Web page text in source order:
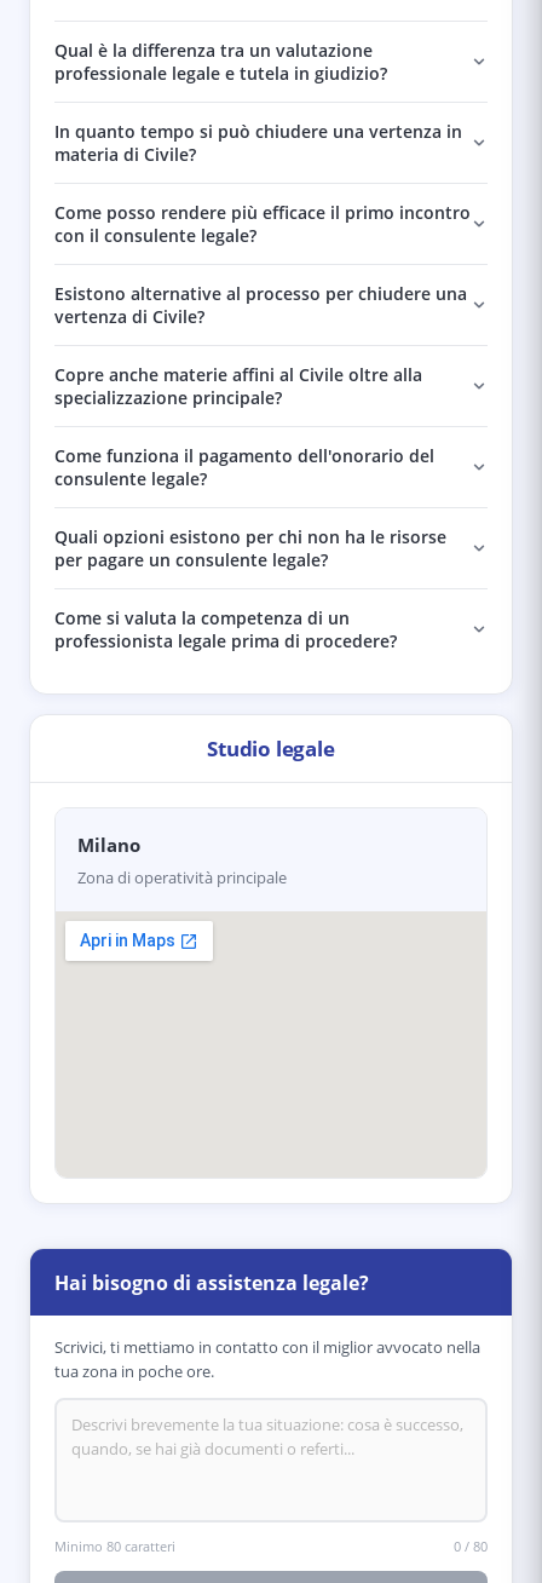
Qual è la differenza tra un valutazione
professionale legale e tutela in giudizio?
In quanto tempo si può chiudere una vertenza in
materia di Civile?
Come posso rendere più efficace il primo incontro
con il consulente legale?
Esistono alternative al processo per chiudere una
vertenza di Civile?
Copre anche materie affini al Civile oltre alla
specializzazione principale?
Come funziona il pagamento dell'onorario del
consulente legale?
Quali opzioni esistono per chi non ha le risorse
per pagare un consulente legale?
Come si valuta la competenza di un
professionista legale prima di procedere?
Studio legale
Milano
Zona di operatività principale
Hai bisogno di assistenza legale?
Scrivici, ti mettiamo in contatto con il miglior avvocato nella
tua zona in poche ore.
Minimo 80 caratteri 0 / 80